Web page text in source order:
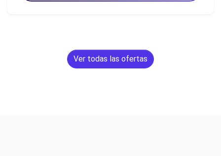
Ver todas las ofertas